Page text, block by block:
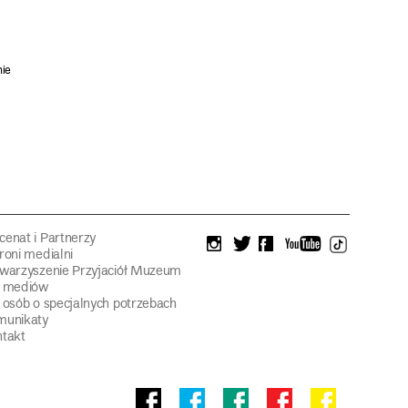
i Partnerzy
medialni
Przyjaciół Muzeum
o specjalnych potrzebach
instagram
twitterfacebookyoutube
tiktok
FacebookfacebookfacebookFacebookfacebook